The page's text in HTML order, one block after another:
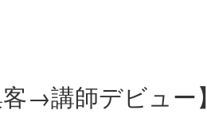
→講師デビュー】